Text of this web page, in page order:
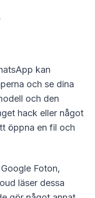
kan
och se dina
och den
hack eller något
öppna en fil och
Foton,
läser dessa